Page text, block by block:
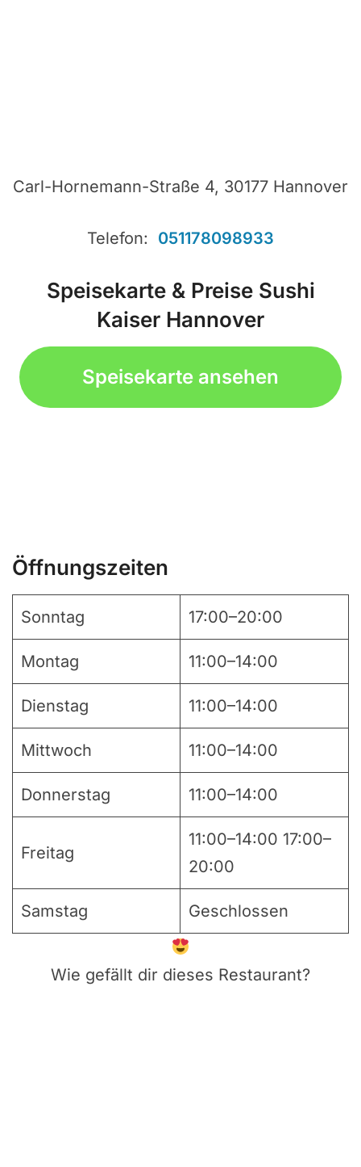
Carl-Hornemann-Straße 4, 30177 Hannover
Telefon: 051178098933
Speisekarte & Preise Sushi
Kaiser Hannover
Speisekarte ansehen
Öffnungszeiten
Sonntag 17:00–20:00
Montag 11:00–14:00
Dienstag 11:00–14:00
Mittwoch 11:00–14:00
Donnerstag 11:00–14:00
Freitag
11:00–14:00 17:00–
20:00
Samstag Geschlossen
Wie gefällt dir dieses Restaurant?